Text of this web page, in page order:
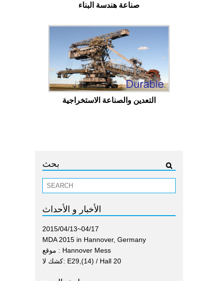
صناعة هندسة البناء
التعدين والصناعة الاستخراجية
بحث
الأخبار و الأحداث
2015/04/13~04/17
MDA 2015 in Hannover, Germany
موقع : Hannover Mess
كشك لا: E29,(14) / Hall 20